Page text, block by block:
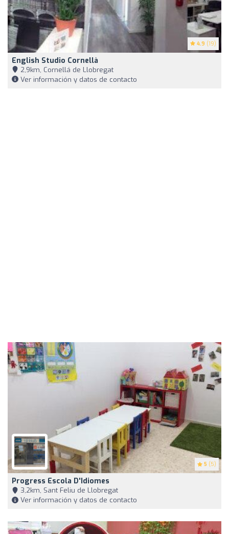
4.9 (19)
English Studio Cornellà
2,9km, Cornellá de Llobregat
Ver información y datos de contacto
5 (5)
Progress Escola D'Idiomes
3,2km, Sant Feliu de Llobregat
Ver información y datos de contacto